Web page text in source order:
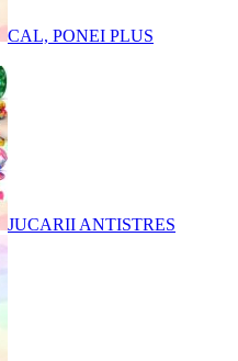
CAL, PONEI PLUS
JUCARII ANTISTRES